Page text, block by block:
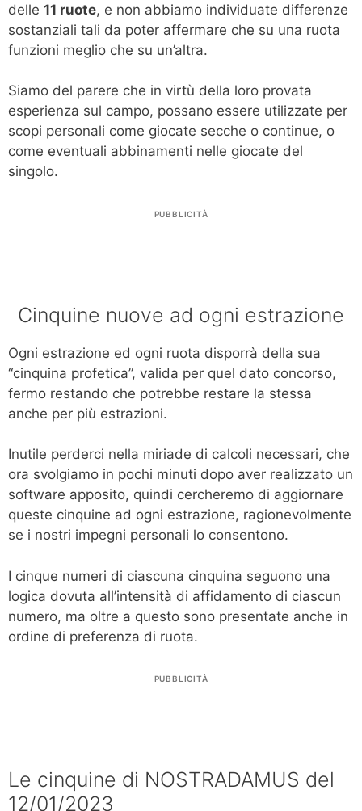
delle 11 ruote, e non abbiamo individuate differenze
sostanziali tali da poter affermare che su una ruota
funzioni meglio che su un’altra.
Siamo del parere che in virtù della loro provata
esperienza sul campo, possano essere utilizzate per
scopi personali come giocate secche o continue, o
come eventuali abbinamenti nelle giocate del
singolo.
PUBBLICITÀ
Cinquine nuove ad ogni estrazione
Ogni estrazione ed ogni ruota disporrà della sua
“cinquina profetica”, valida per quel dato concorso,
fermo restando che potrebbe restare la stessa
anche per più estrazioni.
Inutile perderci nella miriade di calcoli necessari, che
ora svolgiamo in pochi minuti dopo aver realizzato un
software apposito, quindi cercheremo di aggiornare
queste cinquine ad ogni estrazione, ragionevolmente
se i nostri impegni personali lo consentono.
I cinque numeri di ciascuna cinquina seguono una
logica dovuta all’intensità di affidamento di ciascun
numero, ma oltre a questo sono presentate anche in
ordine di preferenza di ruota.
PUBBLICITÀ
Le cinquine di NOSTRADAMUS del
12/01/2023